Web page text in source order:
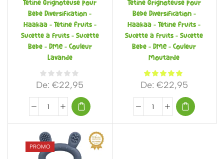
Tétine Grignoteuse pour
Bébé Diversification –
Haakaa – Tétine Fruits –
Sucette à fruits – Sucette
Bebe – DME – Couleur
Lavande
De:€22,95
Tétine Grignoteuse pour
Bébé Diversification –
Haakaa – Tétine Fruits –
Sucette à fruits – Sucette
Bebe – DME – Couleur
Moutarde
De: €22,95
PROMO